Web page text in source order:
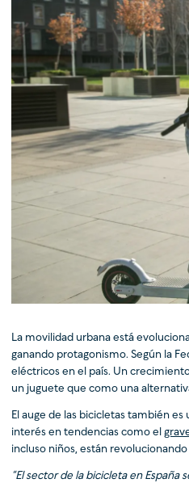
La movilidad urbana está
ganando protagonismo. Según la
eléctricos en el país. Un
un juguete que como una
El auge de las bicicletas también es
interés en tendencias como el
incluso niños, están
“El sector de la bicicleta en